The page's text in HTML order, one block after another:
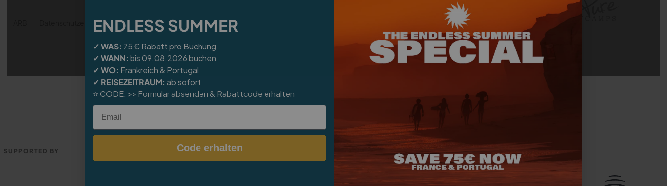
SUPPORTED BY
ENDLESS SUMMER
✓ WAS: 75 € Rabatt pro Buchung
✓ WANN: bis 09.08.2026 buchen
✓ WO: Frankreich & Portugal
✓ REISEZEITRAUM: ab sofort
⭐CODE: >> Formular absenden & Rabattcode erhalten
Email
Code erhalten